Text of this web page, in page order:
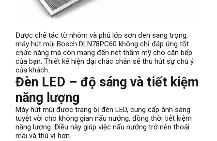
Được chế tác từ nhôm và phủ lớp sơn đen sang trọng,
máy hút mùi Bosch DLN78PC60 không chỉ đáp ứng tốt
chức năng mà còn mang đến nét thẩm mỹ cho căn bếp
của bạn. Thiết kế hiện đại chắc chắn sẽ thu hút sự chú ý
của khách.
Đèn LED – độ sáng và tiết kiệm
năng lượng
Máy hút mùi được trang bị đèn LED, cung cấp ánh sáng
tuyệt vời cho không gian nấu nướng, đồng thời tiết kiệm
năng lượng. Điều này giúp việc nấu nướng trở nên thoải
mái và thú vị hơn.